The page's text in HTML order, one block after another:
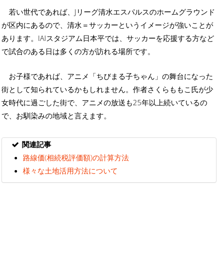
若い世代であれば、Jリーグ清水エスパルスのホームグラウンド
が区内にあるので、清水＝サッカーというイメージが強いことが
あります。IAIスタジアム日本平では、サッカーを応援する方など
で試合のある日は多くの方が訪れる場所です。
お子様であれば、アニメ「ちびまる子ちゃん」の舞台になった
街として知られているかもしれません。作者さくらももこ氏が少
女時代に過ごした街で、アニメの放送も25年以上続いているの
で、お馴染みの地域と言えます。
関連記事
路線価(相続税評価額)の計算方法
様々な土地活用方法について